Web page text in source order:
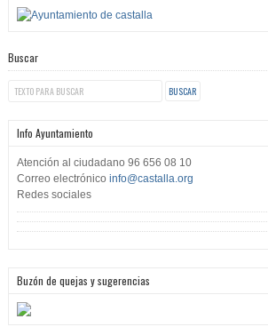
Buscar
Info Ayuntamiento
Atención al ciudadano 96 656 08 10
Correo electrónico info@castalla.org
Redes sociales
Buzón de quejas y sugerencias